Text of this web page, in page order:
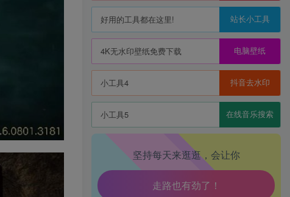
好用的工具都在这里! 站长小工具
4K无水印壁纸免费下载 电脑壁纸
小工具4 抖音去水印
小工具5 在线音乐搜索
坚持每天来逛逛，会让你
生活也美好了！
心情也舒畅了！
走路也有劲了！
腿也不痛了！
腰也不酸了！
工作也轻松了！